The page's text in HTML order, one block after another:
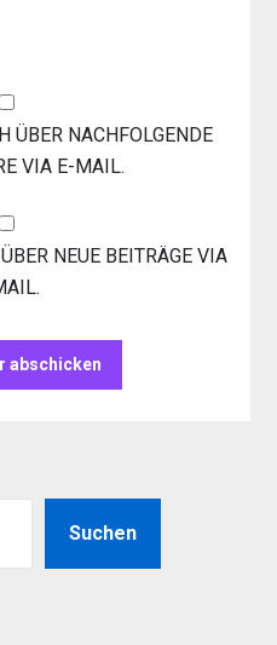
ÜBER NACHFOLGENDE
VIA E-MAIL.
NEUE BEITRÄGE VIA
Suchen